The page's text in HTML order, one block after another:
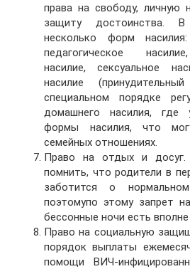
права на свободу, личную
защиту достоинства.
несколько форм
педагогическое
насилие, сексуальное
насилие
специальном порядке
домашнего насилия, где
формы насилия, что
семейных отношениях.
Право на отдых и
помнить, что родители в
заботится о
поэтомупо этому запрет
бессонные ночи есть
Право на социальную
порядок выплаты
помощи ВИЧ-